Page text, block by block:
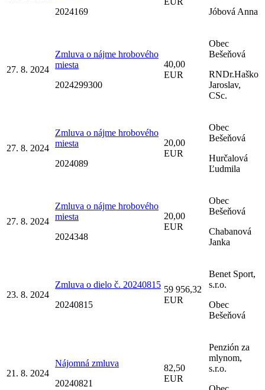
2024169
Jóbová Anna
27. 8. 2024
Zmluva o nájme hrobového
miesta
2024299300
40,00
EUR
Obec
Bešeňová
RNDr.Haško
Jaroslav,
CSc.
27. 8. 2024
Zmluva o nájme hrobového
miesta
2024089
20,00
EUR
Obec
Bešeňová
Hurčalová
Ľudmila
27. 8. 2024
Zmluva o nájme hrobového
miesta
2024348
20,00
EUR
Obec
Bešeňová
Chabanová
Janka
23. 8. 2024
Zmluva o dielo č. 20240815
20240815
59 956,32
EUR
Benet Sport,
s.r.o.
Obec
Bešeňová
21. 8. 2024
Nájomná zmluva
20240821
82,50
EUR
Penzión za
mlynom,
s.r.o.